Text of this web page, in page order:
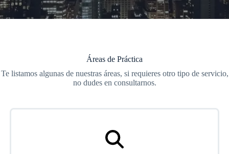
Áreas de Práctica
Te listamos algunas de nuestras áreas, si requieres otro tipo de servicio,
no dudes en consultarnos.